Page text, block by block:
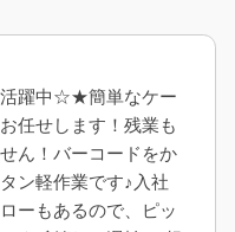
活躍中☆★簡単なケー
任せします！残業も
ん！バーコードをか
ン軽作業です♪入社
ーもあるので、ピッ